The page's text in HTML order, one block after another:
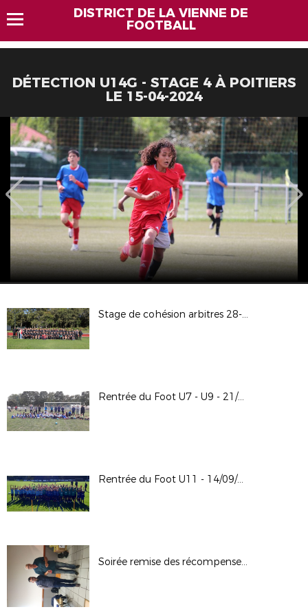
DISTRICT DE LA VIENNE DE
FOOTBALL
DÉTECTION U14G - STAGE 4 À POITIERS
LE 15-04-2024
Stage de cohésion arbitres 28-09-2024 au CREPS de Boivre
Rentrée du Foot U7 - U9 - 21/09/2024
Rentrée du Foot U11 - 14/09/2024
Soirée remise des récompenses 13-09-2024 à Bonnes